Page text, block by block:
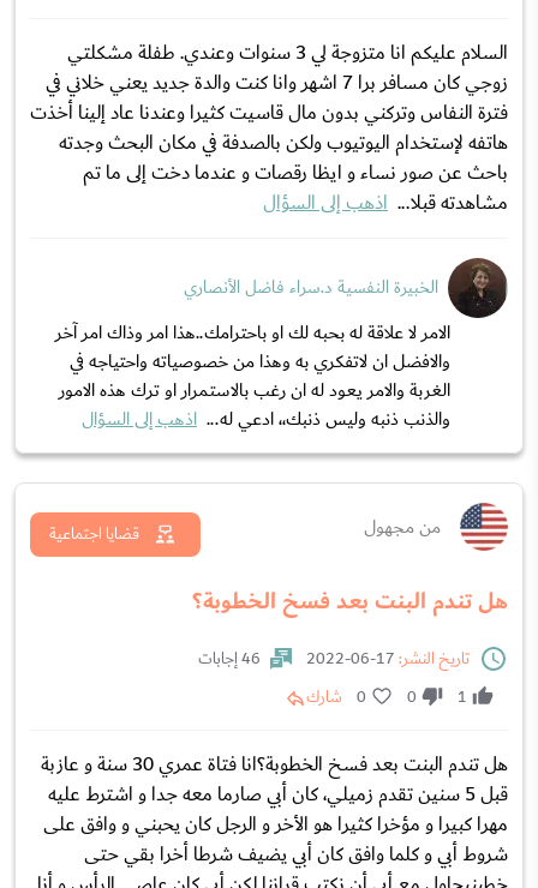
السلام عليكم انا متزوجة لي 3 سنوات وعندي. طفلة مشكلتي
زوجي كان مسافر برا 7 اشهر وانا كنت والدة جديد يعني خلاني في
فترة النفاس وتركني بدون مال قاسيت كثيرا وعندنا عاد إلينا أخذت
هاتفه لإستخدام اليوتيوب ولكن بالصدفة في مكان البحث وجدته
باحث عن صور نساء و ايظا رقصات و عندما دخت إلى ما تم
مشاهدته قبلا... اذهب إلى السؤال
الخبيرة النفسية د.سراء فاضل الأنصاري
الامر لا علاقة له بحبه لك او باحترامك..هذا امر وذاك امر آخر
والافضل ان لاتفكري به وهذا من خصوصياته واحتياجه في
الغربة والامر يعود له ان رغب بالاستمرار او ترك هذه الامور
والذنب ذنبه وليس ذنبك،، ادعي له... اذهب إلى السؤال
من مجهول
هل تندم البنت بعد فسخ الخطوبة؟
قضايا اجتماعية
تاريخ النشر:
46 إجابات
1
0
0 شارك
هل تندم البنت بعد فسخ الخطوبة؟انا فتاة عمري 30 سنة و عازبة
قبل 5 سنين تقدم زميلي، كان أبي صارما معه جدا و اشترط عليه
مهرا كبيرا و مؤخرا كثيرا هو الأخر و الرجل كان يحبني و وافق على
شروط أبي و كلما وافق كان أبي يضيف شرطا أخرا بقي حتى